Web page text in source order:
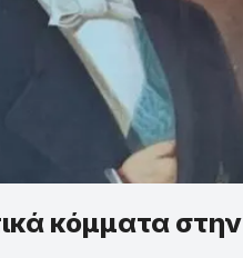
κόμματα στην